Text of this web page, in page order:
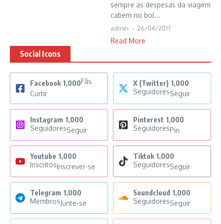
sempre as despesas da viagem
cabem no bol...
admin 26/04/2017
Read More
Social Icons
Facebook 1,000Fãs
Curtir
X (Twitter) 1,000
SeguidoresSeguir
Instagram 1,000
SeguidoresSeguir
Pinterest 1,000
SeguidoresPin
Youtube 1,000
InscritosInscrever-se
Tiktok 1,000
SeguidoresSeguir
Telegram 1,000
MembrosJunte-se
Soundcloud 1,000
SeguidoresSeguir